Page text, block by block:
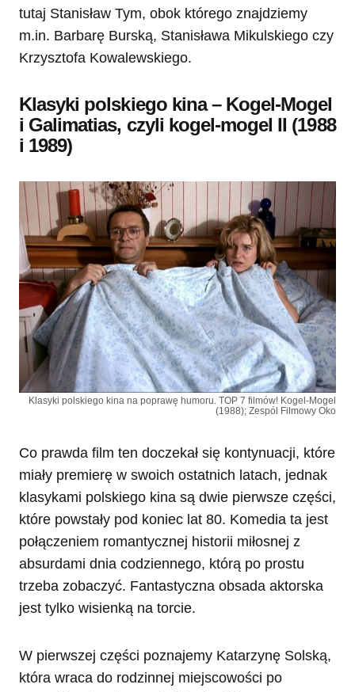
tutaj Stanisław Tym, obok którego znajdziemy
m.in. Barbarę Burską, Stanisława Mikulskiego czy
Krzysztofa Kowalewskiego.
Klasyki polskiego kina – Kogel-Mogel
i Galimatias, czyli kogel-mogel II (1988
i 1989)
Klasyki polskiego kina na poprawę humoru. TOP 7 filmów! Kogel-Mogel
(1988); Zespól Filmowy Oko
Co prawda film ten doczekał się kontynuacji, które
miały premierę w swoich ostatnich latach, jednak
klasykami polskiego kina są dwie pierwsze części,
które powstały pod koniec lat 80. Komedia ta jest
połączeniem romantycznej historii miłosnej z
absurdami dnia codziennego, którą po prostu
trzeba zobaczyć. Fantastyczna obsada aktorska
jest tylko wisienką na torcie.
W pierwszej części poznajemy Katarzynę Solską,
która wraca do rodzinnej miejscowości po